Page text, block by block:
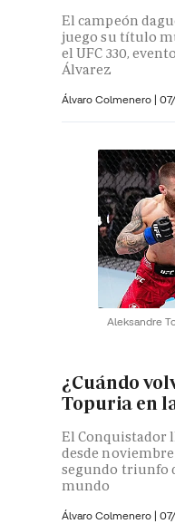
El campeón
juego su título
el UFC 330,
Álvarez
Álvaro Colmenero |
Aleksandre
¿Cuándo
Topuria en
El Conquistador
desde
segundo triunfo
mundo
Álvaro Colmenero |